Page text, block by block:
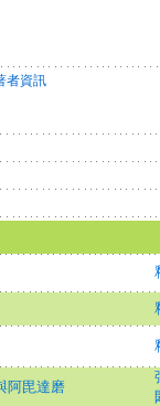
者資訊
阿毘達磨